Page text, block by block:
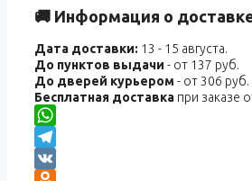
🚚 Информация о
Дата доставки: 13 - 15 августа.
До пунктов выдачи - от 137 руб.
До дверей курьером - от 306 руб.
Бесплатная доставка при заказе
WhatsApp
Telegram